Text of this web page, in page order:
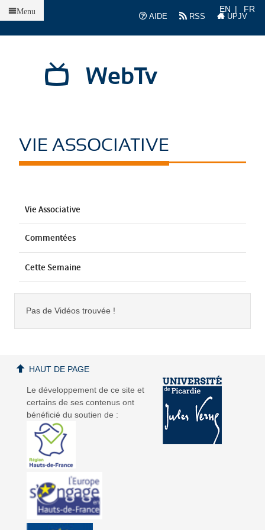
AIDE
RSS UPJV
EN FR
WebTv
Menu
VIE ASSOCIATIVE
Vie Associative
Commentées
Cette Semaine
Pas de Vidéos trouvée !
Le développement de ce site et
certains de ses contenus ont
bénéficié du soutien de :
HAUT DE PAGE